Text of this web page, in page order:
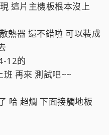
這片主機板根本沒上
熱器 還不錯啦 可以裝成
12的
再來 測試吧~~
哈 超爛 下面接觸地板